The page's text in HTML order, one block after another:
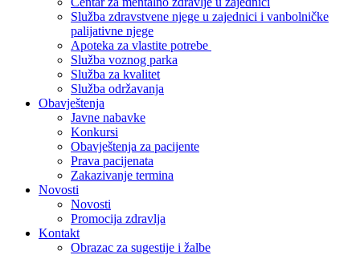
Služba zdravstvene njege u zajednici i vanbolničke
palijativne njege
Apoteka za vlastite potrebe
Služba voznog parka
Služba za kvalitet
Služba održavanja
Obavještenja
Javne nabavke
Konkursi
Obavještenja za pacijente
Prava pacijenata
Zakazivanje termina
Novosti
Novosti
Promocija zdravlja
Kontakt
Obrazac za sugestije i žalbe